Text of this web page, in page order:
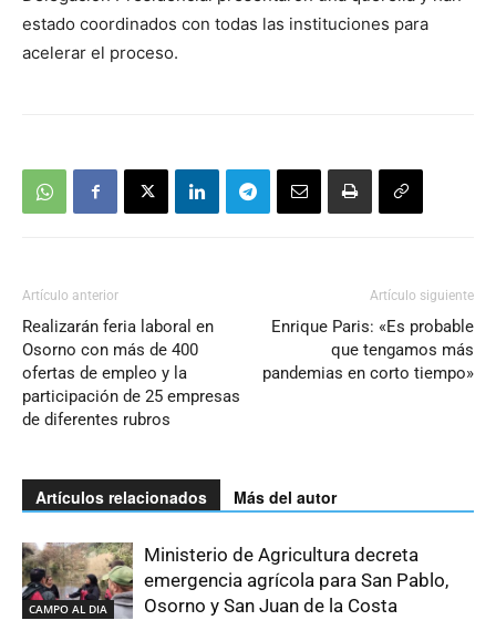
estado coordinados con todas las instituciones para
acelerar el proceso.
Artículo anterior
Realizarán feria laboral en
Osorno con más de 400
ofertas de empleo y la
participación de 25 empresas
de diferentes rubros
Artículo siguiente
Enrique Paris: «Es probable
que tengamos más
pandemias en corto tiempo»
Artículos relacionados Más del autor
CAMPO AL DIA
Ministerio de Agricultura decreta
emergencia agrícola para San Pablo,
Osorno y San Juan de la Costa